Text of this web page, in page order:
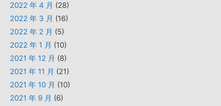
2022 年 4 月 (28)
2022 年 3 月 (16)
2022 年 2 月 (5)
2022 年 1 月 (10)
2021 年 12 月 (8)
2021 年 11 月 (21)
2021 年 10 月 (10)
2021 年 9 月 (6)